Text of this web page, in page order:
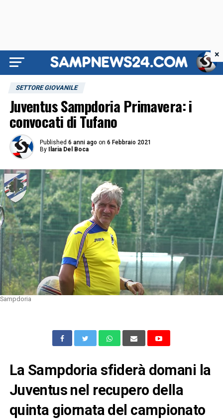
SETTORE GIOVANILE
Juventus Sampdoria Primavera: i
convocati di Tufano
Published 6 anni ago on 6 Febbraio 2021
By
Ilaria Del Boca
Sampdoria
La Sampdoria sfiderà domani la
Juventus nel recupero della
quinta giornata del campionato
×